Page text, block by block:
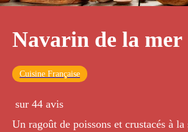
Navarin de la mer
Cuisine Française
sur 44 avis
Un ragoût de poissons et crustacés à